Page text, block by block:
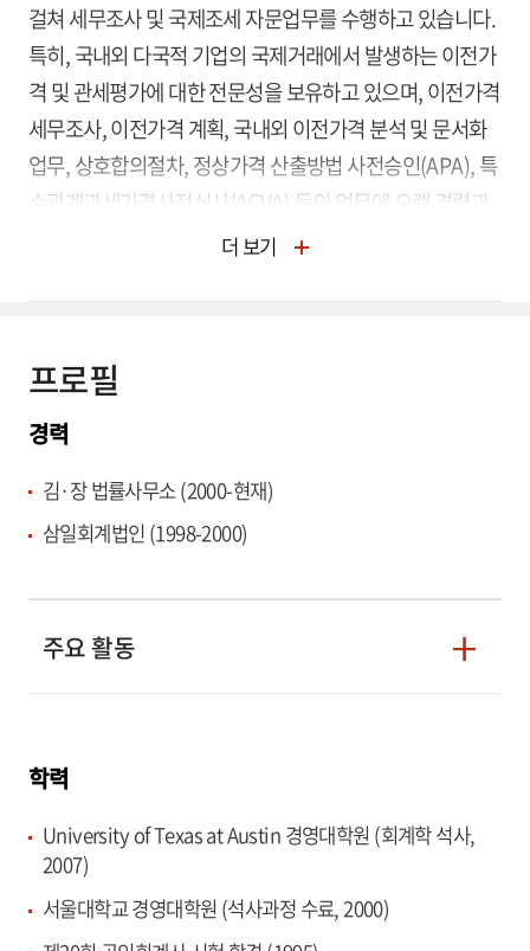
걸쳐 세무조사 및 국제조세 자문업무를 수행하고 있습니다.
특히, 국내외 다국적 기업의 국제거래에서 발생하는 이전가
격 및 관세평가에 대한 전문성을 보유하고 있으며, 이전가격
세무조사, 이전가격 계획, 국내외 이전가격 분석 및 문서화
업무, 상호합의절차, 정상가격 산출방법 사전승인(APA), 특
수관계과세가격사전심사(ACVA) 등의 업무에 오랜 경력과
다양한 경험을 가지고 있습니다. 또한 한국, 스웨덴, 스위스,
과 상호합의절차 및 APA 자문 업무에 대한 폭넓은 경험을
이 회계사는 Bloomberg Tax & Accounting의 Tax
Management Portfolio, Transfer Pricing: Rules and
Practice in Korea. 와 IBFD의 Transfer Pricing – Korea
(Rep.)의 공동 저자입니다.
더 보기
프로필
경력
김·장 법률사무소 (2000-현재)
삼일회계법인 (1998-2000)
주요 활동
학력
University of Texas at Austin 경영대학원 (회계학 석사,
2007)
서울대학교 경영대학원 (석사과정 수료, 2000)